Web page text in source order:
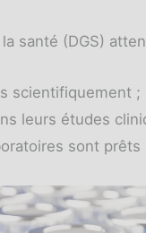
santé (DGS)
scientifiquement ;
leurs études
sont